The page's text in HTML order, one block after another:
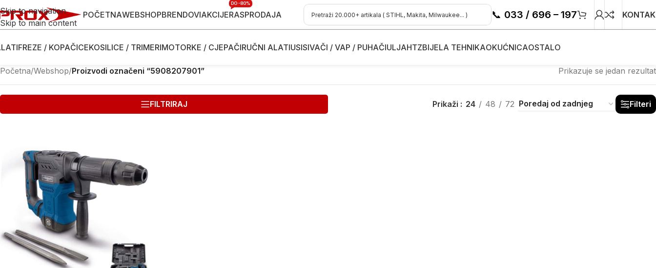
Skip to navigation
Skip to main content
POČETNAWEBSHOPBRENDOVIAKCIJERASPRODAJA
DO -80%
📞 033 / 696 – 197
FREZE / KOPAČICEKOSILICE / TRIMERIMOTORKE / CJEPAČIRUČNI ALATIUSISIVAČI / VAP / PUHAČIULJAHTZBIJELA TEHNIKAOKUĆNICAOSTALO
Početna/Webshop/Proizvodi označeni “5908207901” Prikazuje se jedan rezultat
FILTRIRAJ Prikaži 24 48 72 Filteri